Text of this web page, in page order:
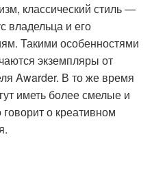
классический стиль —
владельца и его
Такими особенностями
экземпляры от
Awarder. В то же время
иметь более смелые и
о креативном